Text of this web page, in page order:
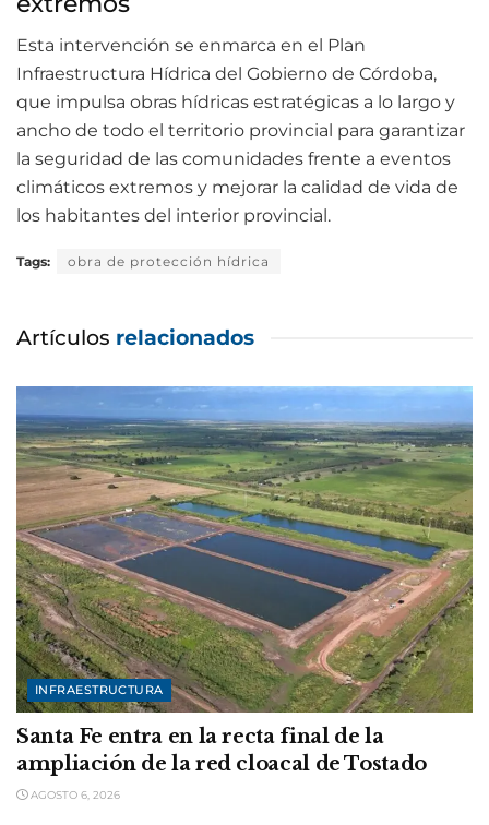
Esta intervención se enmarca en el Plan
Infraestructura Hídrica del Gobierno de Córdoba,
que impulsa obras hídricas estratégicas a lo largo y
ancho de todo el territorio provincial para garantizar
la seguridad de las comunidades frente a eventos
climáticos extremos y mejorar la calidad de vida de
los habitantes del interior provincial.
Tags: obra de protección hídrica
Artículos relacionados
INFRAESTRUCTURA
Santa Fe entra en la recta final de la
ampliación de la red cloacal de Tostado
AGOSTO 6, 2026